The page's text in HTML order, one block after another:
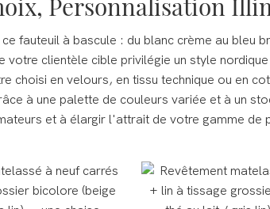
fauteuil à bascule : du blanc crème au bleu
clientèle cible privilégie un style
choisi en velours, en tissu technique ou en
à une palette de couleurs variée et à un
et à élargir l'attrait de votre gamme de